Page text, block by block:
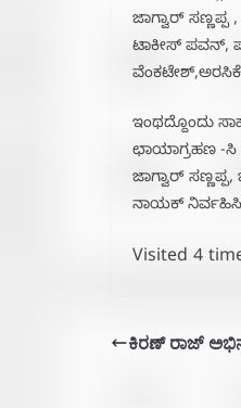
ಜಾಗ್ವಾರ್
ಟಾಕೀಸ್ ಪವನ್,
ಇಂಥದ್ದೊಂದು
ಛಾಯಾಗ್ರಹಣ -ಸಿ
ಜಾಗ್ವಾರ್
ನಾಯಕ್
Visited 4
ಕಿರಣ್ ರಾಜ್